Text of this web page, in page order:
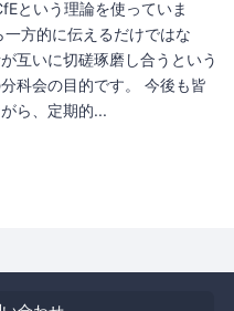
という理論を使っていま
方的に伝えるだけではな
互いに切磋琢磨し合うという
科会の目的です。 今後も皆
ら、定期的...